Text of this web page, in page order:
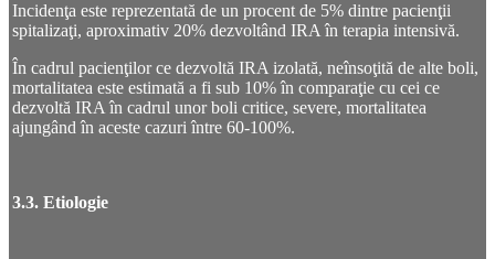
Incidenţa este reprezentată de un procent de 5% dintre pacienţii
spitalizaţi, aproximativ 20% dezvoltând IRA în terapia intensivă.
În cadrul pacienţilor ce dezvoltă IRA izolată, neînsoţită de alte boli,
mortalitatea este estimată a fi sub 10% în comparaţie cu cei ce
dezvoltă IRA în cadrul unor boli critice, severe, mortalitatea
ajungând în aceste cazuri între 60-100%.
3.3. Etiologie